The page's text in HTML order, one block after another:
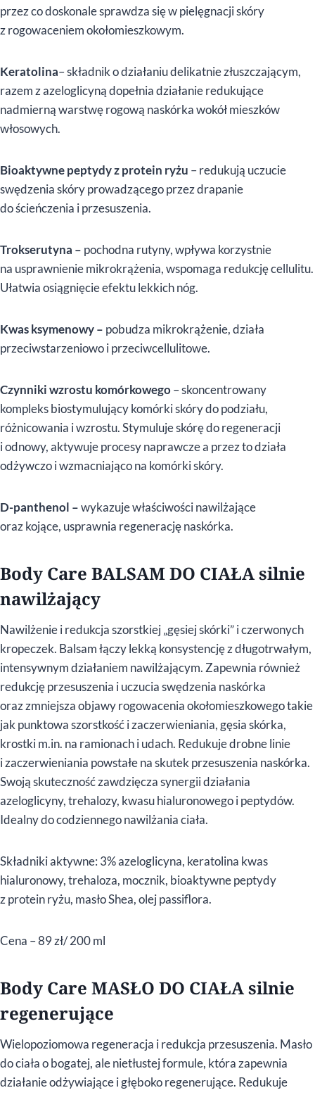
przez co doskonale sprawdza się w pielęgnacji skóry
z rogowaceniem okołomieszkowym.
Keratolina– składnik o działaniu delikatnie złuszczającym,
razem z azeloglicyną dopełnia działanie redukujące
nadmierną warstwę rogową naskórka wokół mieszków
włosowych.
Bioaktywne peptydy z protein ryżu – redukują uczucie
swędzenia skóry prowadzącego przez drapanie
do ścieńczenia i przesuszenia.
Trokserutyna – pochodna rutyny, wpływa korzystnie
na usprawnienie mikrokrążenia, wspomaga redukcję cellulitu.
Ułatwia osiągnięcie efektu lekkich nóg.
Kwas ksymenowy– pobudza mikrokrążenie, działa
przeciwstarzeniowo i przeciwcellulitowe.
Czynniki wzrostu komórkowego– skoncentrowany
kompleks biostymulujący komórki skóry do podziału,
różnicowania i wzrostu. Stymuluje skórę do regeneracji
i odnowy, aktywuje procesy naprawcze a przez to działa
odżywczo i wzmacniająco na komórki skóry.
D-panthenol –wykazuje właściwości nawilżające
oraz kojące, usprawnia regenerację naskórka.
Body Care BALSAM DO CIAŁA silnie
nawilżający
Nawilżenie i redukcja szorstkiej „gęsiej skórki” i czerwonych
kropeczek. Balsam łączy lekką konsystencję z długotrwałym,
intensywnym działaniem nawilżającym. Zapewnia również
redukcję przesuszenia i uczucia swędzenia naskórka
oraz zmniejsza objawy rogowacenia okołomieszkowego takie
jak punktowa szorstkość i zaczerwieniania, gęsia skórka,
krostki m.in. na ramionach i udach. Redukuje drobne linie
i zaczerwieniania powstałe na skutek przesuszenia naskórka.
Swoją skuteczność zawdzięcza synergii działania
azeloglicyny, trehalozy, kwasu hialuronowego i peptydów.
Idealny do codziennego nawilżania ciała.
Składniki aktywne: 3% azeloglicyna, keratolina kwas
hialuronowy, trehaloza, mocznik, bioaktywne peptydy
z protein ryżu, masło Shea, olej passiflora.
Cena – 89 zł/ 200 ml
Body Care MASŁO DO CIAŁA silnie
regenerujące
Wielopoziomowa regeneracja i redukcja przesuszenia. Masło
do ciała o bogatej, ale nietłustej formule, która zapewnia
działanie odżywiające i głęboko regenerujące. Redukuje